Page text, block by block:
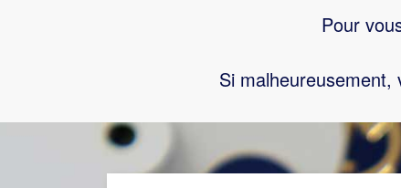
Pour
Si malheureusement,